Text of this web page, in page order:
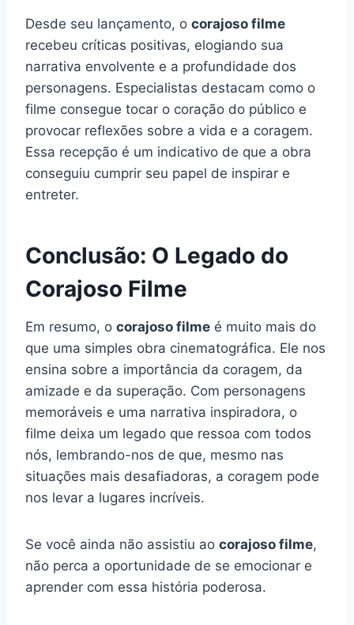
Desde seu lançamento, o corajoso filme
recebeu críticas positivas, elogiando sua
narrativa envolvente e a profundidade dos
personagens. Especialistas destacam como o
filme consegue tocar o coração do público e
provocar reflexões sobre a vida e a coragem.
Essa recepção é um indicativo de que a obra
conseguiu cumprir seu papel de inspirar e
entreter.
Conclusão: O Legado do
Corajoso Filme
Em resumo, o corajoso filme é muito mais do
que uma simples obra cinematográfica. Ele nos
ensina sobre a importância da coragem, da
amizade e da superação. Com personagens
memoráveis e uma narrativa inspiradora, o
filme deixa um legado que ressoa com todos
nós, lembrando-nos de que, mesmo nas
situações mais desafiadoras, a coragem pode
nos levar a lugares incríveis.
Se você ainda não assistiu ao corajoso filme,
não perca a oportunidade de se emocionar e
aprender com essa história poderosa.